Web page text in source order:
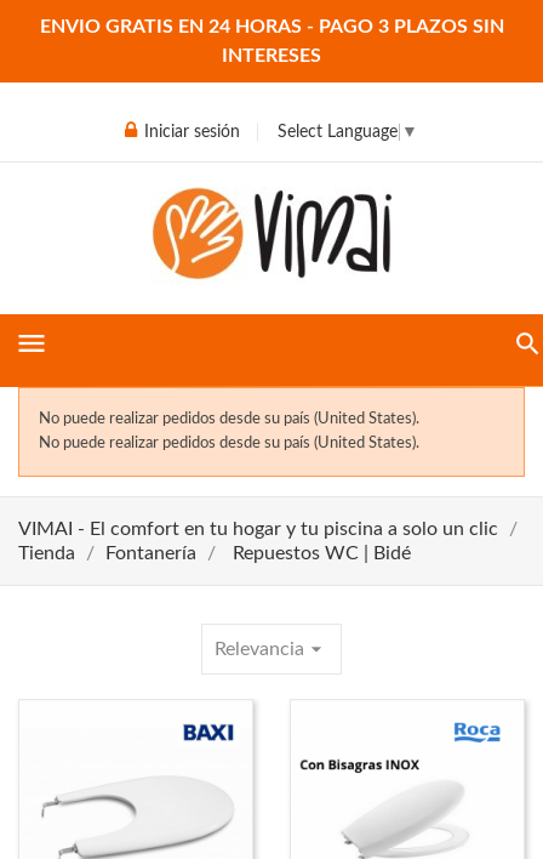
ENVIO GRATIS EN 24 HORAS - PAGO 3 PLAZOS SIN
INTERESES
Iniciar sesión Select Language ▼
menu
No puede realizar pedidos desde su país (United States).
No puede realizar pedidos desde su país (United States).
VIMAI - El comfort en tu hogar y tu piscina a solo un clic
Tienda
Fontanería Repuestos WC | Bidé
Relevancia arrow_drop_down